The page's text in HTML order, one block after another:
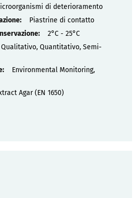
di deterioramento
Piastrine di contatto
2°C - 25°C
Qualitativo, Quantitativo, Semi-
Environmental Monitoring,
Agar (EN 1650)